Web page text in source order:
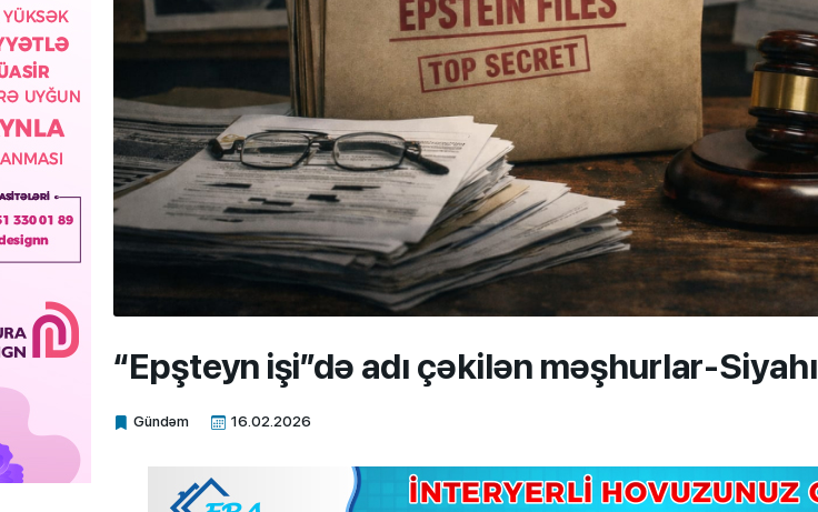
“Epşteyn işi”də adı çəkilən məşhurlar-Siyahı
Gündəm 16.02.2026
Xalq.Online